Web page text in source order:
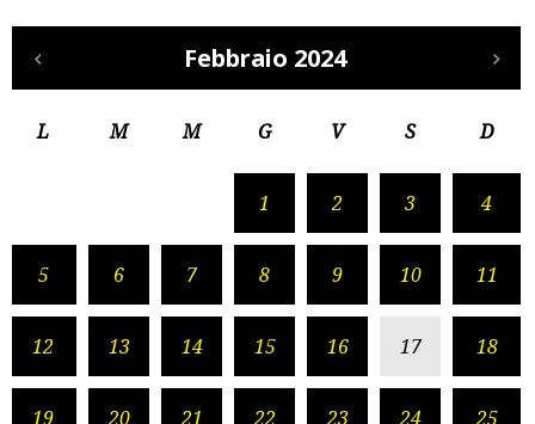
Febbraio 2024
L M M G V S D
1 2 3 4
5 6 7 8 9 10 11
12 13 14 15 16 17 18
19 20 21 22 23 24 25